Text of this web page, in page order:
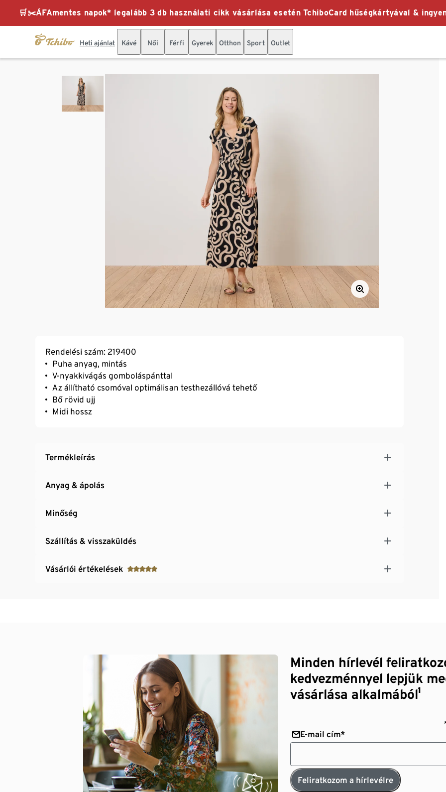
🛒✂️ÁFAmentes napok* legalább 3 db használati cikk vásárlása esetén TchiboCard hűségkártyával &
Heti ajánlat Kávé Női Férfi Gyerek Otthon Sport Outlet
Rendelési szám: 219400
Puha anyag, mintás
V-nyakkivágás gomboláspánttal
Az állítható csomóval optimálisan testhezállóvá tehető
Bő rövid ujj
Midi hossz
Termékleírás
Anyag & ápolás
Minőség
Szállítás & visszaküldés
Vásárlói értékelések
Minden hírlevél
kedvezménnyel lepjük
vásárlása alkalmából¹
E-mail cím*
Feliratkozom a hírlevélre